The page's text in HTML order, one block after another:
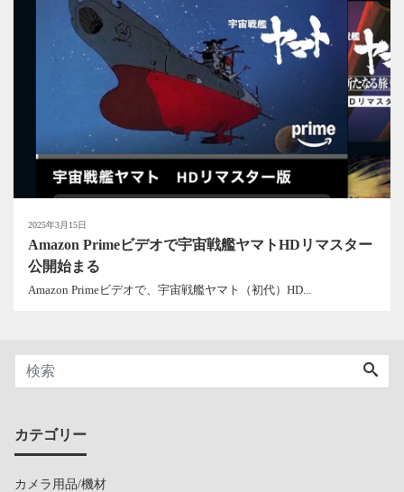
2025年3月15日
Amazon Primeビデオで宇宙戦艦ヤマトHDリマスター
公開始まる
Amazon Primeビデオで、宇宙戦艦ヤマト（初代）HD...
カテゴリー
カメラ用品/機材